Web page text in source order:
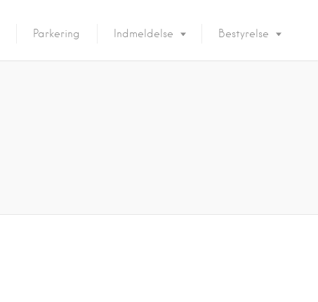
Parkering Indmeldelse Bestyrelse